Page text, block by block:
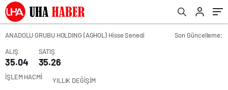
ANADOLU GRUBU HOLDING (AGHOL) Hisse Senedi
Son Güncelleme:
ALIŞ
35.04
SATIŞ
35.26
İŞLEM HACMİ YILLIK DEĞİŞİM